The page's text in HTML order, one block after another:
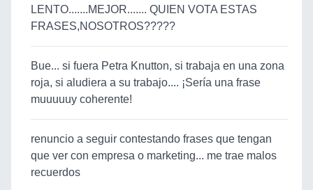
LENTO.......MEJOR....... QUIEN VOTA ESTAS
FRASES,NOSOTROS?????
Bue... si fuera Petra Knutton, si trabaja en una zona
roja, si aludiera a su trabajo.... ¡Sería una frase
muuuuuy coherente!
renuncio a seguir contestando frases que tengan
que ver con empresa o marketing... me trae malos
recuerdos